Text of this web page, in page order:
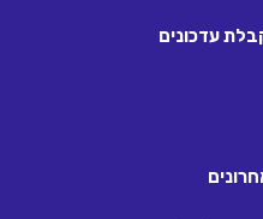
עדכונים